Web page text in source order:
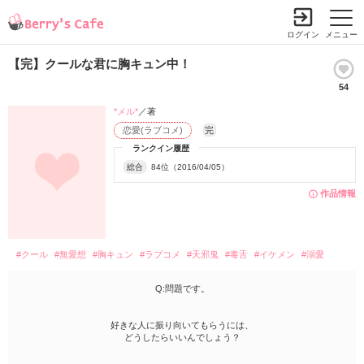
メニュー
ログイン
【完】クールな君に胸キュン中！
54
作品情報
ランクイン履歴
総合 84位（2016/04/05）
恋愛(ラブコメ) 完
*メル*／著
#クール #無愛想 #胸キュン #ラブコメ #天邪鬼 #毒舌 #イケメン #溺愛
Q:問題です。
好きな人に振り向いてもらうには、
どうしたらいいんでしょう？